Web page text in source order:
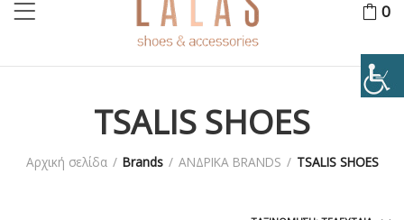
0
TSALIS SHOES
Αρχική σελίδα / Brands / ΑΝΔΡΙΚΑ BRANDS / TSALIS SHOES